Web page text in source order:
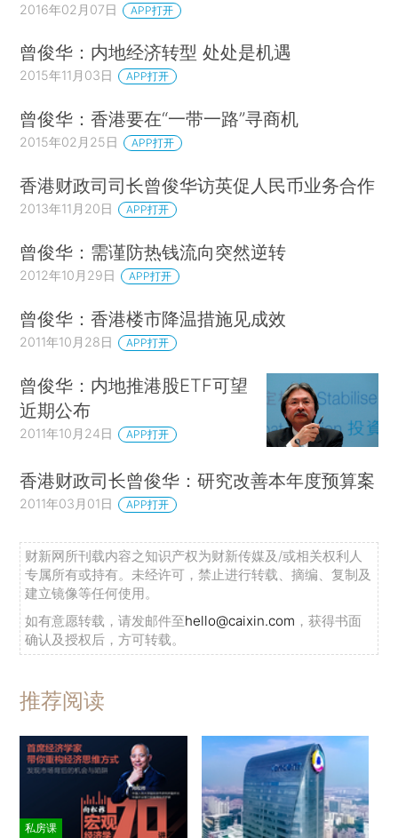
2016年02月07日 APP打开
曾俊华：内地经济转型 处处是机遇
2015年11月03日 APP打开
曾俊华：香港要在“一带一路”寻商机
2015年02月25日 APP打开
香港财政司司长曾俊华访英促人民币业务合作
2013年11月20日 APP打开
曾俊华：需谨防热钱流向突然逆转
2012年10月29日 APP打开
曾俊华：香港楼市降温措施见成效
2011年10月28日 APP打开
曾俊华：内地推港股ETF可望
近期公布
2011年10月24日 APP打开
香港财政司长曾俊华：研究改善本年度预算案
2011年03月01日 APP打开
财新网所刊载内容之知识产权为财新传媒及/或相关权利人
专属所有或持有。未经许可，禁止进行转载、摘编、复制及
建立镜像等任何使用。
如有意愿转载，请发邮件至hello@caixin.com ，获得书面
确认及授权后，方可转载。
推荐阅读
私房课